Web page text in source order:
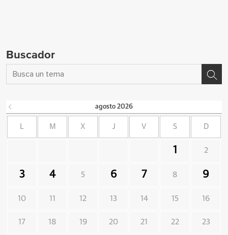
Buscador
agosto 2026
L M X J V S D
1 2
3 4 5 6 7 8 9
10 11 12 13 14 15 16
17 18 19 20 21 22 23